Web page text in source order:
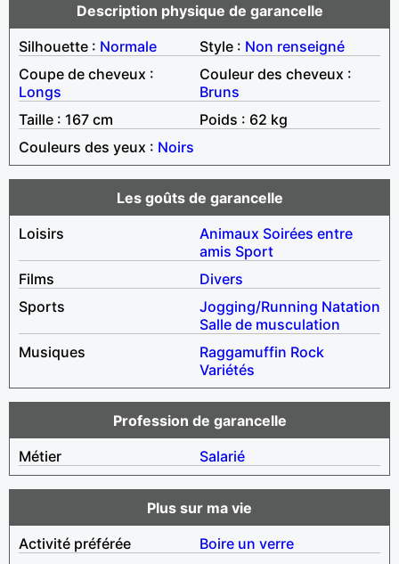
Description physique de garancelle
Silhouette : Normale Style : Non renseigné
Coupe de cheveux :
Longs
Couleur des cheveux :
Bruns
Taille : 167 cm
Poids : 62 kg
Couleurs des yeux : Noirs
Les goûts de garancelle
Loisirs
Animaux Soirées entre
amis Sport
Films
Divers
Sports
Jogging/Running Natation
Salle de musculation
Musiques
Raggamuffin Rock
Variétés
Profession de garancelle
Métier
Salarié
Plus sur ma vie
Activité préférée
Boire un verre